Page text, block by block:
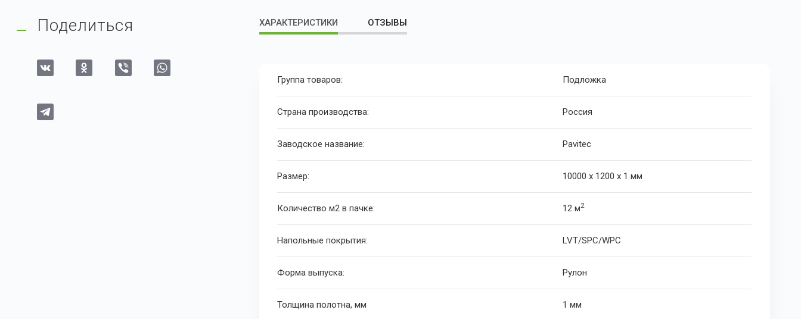
ХАРАКТЕРИСТИКИ ОТЗЫВЫ
Группа товаров: Подложка
Страна производства: Россия
Заводское название: Pavitec
Размер: 10000 х 1200 х 1 мм
Количество м2 в пачке: 12 м2
Напольные покрытия: LVT/SPC/WPC
Форма выпуска: Рулон
Толщина полотна, мм 1 мм
Поделиться